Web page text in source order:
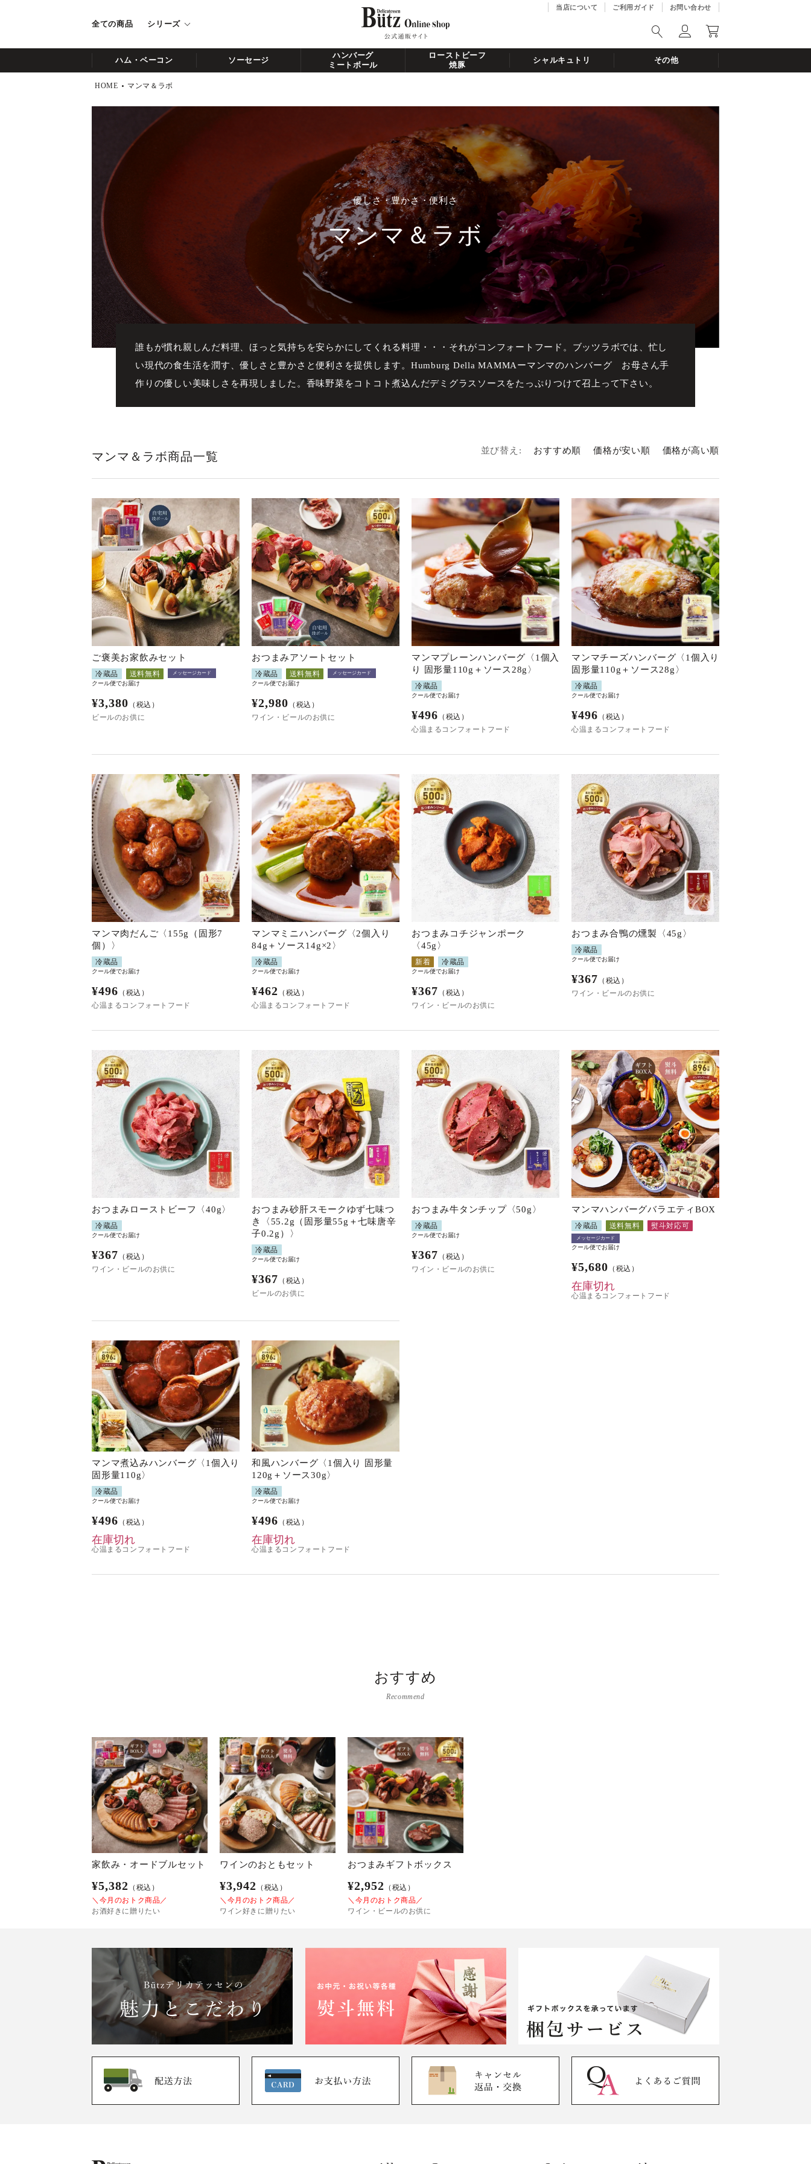
全ての商品 シリーズ
当店について ご利用ガイド お問い合わせ
ハム・ベーコン ソーセージ
ハンバーグ
ミートボール
ローストビーフ
焼豚
シャルキュトリ その他
HOME マンマ＆ラボ
優しさ・豊かさ・便利さ
マンマ＆ラボ
誰もが慣れ親しんだ料理、ほっと気持ちを安らかにしてくれる料理・・・それがコンフォートフード。ブッツラボでは、忙し
い現代の食生活を潤す、優しさと豊かさと便利さを提供します。Humburg Della MAMMAーマンマのハンバーグ お母さん手
作りの優しい美味しさを再現しました。香味野菜をコトコト煮込んだデミグラスソースをたっぷりつけて召上って下さい。
マンマ＆ラボ商品一覧 並び替え おすすめ順 価格が安い順 価格が高い順
ご褒美お家飲みセット
冷蔵品 送料無料 メッセージカード
クール便でお届け
¥3,380 （税込）
ビールのお供に
おつまみアソートセット
冷蔵品 送料無料 メッセージカード
クール便でお届け
¥2,980 （税込）
ワイン・ビールのお供に
マンマプレーンハンバーグ〈1個入
り 固形量110g＋ソース28g〉
冷蔵品
クール便でお届け
¥496 （税込）
心温まるコンフォートフード
マンマチーズハンバーグ〈1個入り
固形量110g＋ソース28g〉
冷蔵品
クール便でお届け
¥496 （税込）
心温まるコンフォートフード
マンマ肉だんご〈155g（固形7
個）〉
冷蔵品
クール便でお届け
¥496 （税込）
心温まるコンフォートフード
マンマミニハンバーグ〈2個入り
84g＋ソース14g×2〉
冷蔵品
クール便でお届け
¥462 （税込）
心温まるコンフォートフード
おつまみコチジャンポーク
〈45g〉
新着 冷蔵品
クール便でお届け
¥367 （税込）
ワイン・ビールのお供に
おつまみ合鴨の燻製〈45g〉
冷蔵品
クール便でお届け
¥367 （税込）
ワイン・ビールのお供に
おつまみローストビーフ〈40g〉
冷蔵品
クール便でお届け
¥367 （税込）
ワイン・ビールのお供に
おつまみ砂肝スモークゆず七味つ
き〈55.2g（固形量55g＋七味唐辛
子0.2g）〉
冷蔵品
クール便でお届け
¥367 （税込）
ビールのお供に
おつまみ牛タンチップ〈50g〉
冷蔵品
クール便でお届け
¥367 （税込）
ワイン・ビールのお供に
マンマハンバーグバラエティBOX
冷蔵品 送料無料 熨斗対応可
メッセージカード
クール便でお届け
¥5,680 （税込）
在庫切れ
心温まるコンフォートフード
マンマ煮込みハンバーグ〈1個入り
固形量110g〉
冷蔵品
クール便でお届け
¥496 （税込）
在庫切れ
心温まるコンフォートフード
和風ハンバーグ〈1個入り 固形量
120g＋ソース30g〉
冷蔵品
クール便でお届け
¥496 （税込）
在庫切れ
心温まるコンフォートフード
おすすめ
Recommend
家飲み・オードブルセット
¥5,382 （税込）
＼今月のおトク商品／
お酒好きに贈りたい
ワインのおともセット
¥3,942 （税込）
＼今月のおトク商品／
ワイン好きに贈りたい
おつまみギフトボックス
¥2,952 （税込）
＼今月のおトク商品／
ワイン・ビールのお供に